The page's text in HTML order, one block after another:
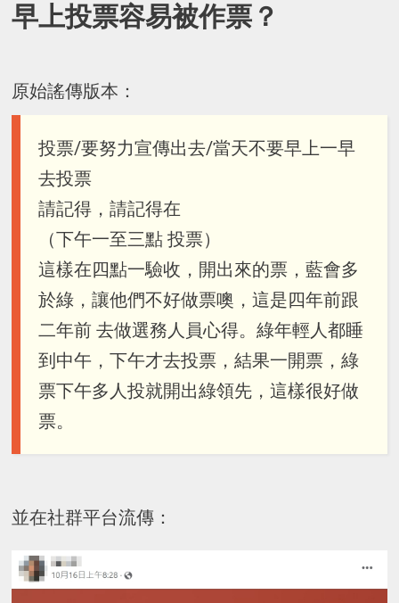
早上投票容易被作票？
原始謠傳版本：
投票/要努力宣傳出去/當天不要早上一早
去投票
請記得，請記得在
（下午一至三點 投票）
這樣在四點一驗收，開出來的票，藍會多
於綠，讓他們不好做票噢，這是四年前跟
二年前 去做選務人員心得。綠年輕人都睡
到中午，下午才去投票，結果一開票，綠
票下午多人投就開出綠領先，這樣很好做
票。
並在社群平台流傳：